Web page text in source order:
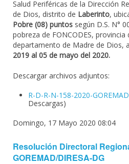
Salud Periféricas de la Dirección
de Dios, distrito de Laberinto,
Pobre (08) puntos según D.S. N°
pobreza de FONCODES, provincia
departamento de Madre de Dios,
2019 al 05 de mayo del 2020.
Descargar archivos adjuntos:
R-D-R-N-158-2020-
Descargas)
Domingo, 17 Mayo 2020 08:04
Resolución Directoral
GOREMAD/DIRESA-DG